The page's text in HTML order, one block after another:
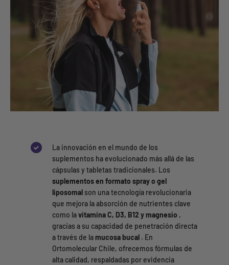
La innovación en el mundo de los
suplementos ha evolucionado más allá de las
cápsulas y tabletas tradicionales. Los
suplementos en formato spray o gel
liposomal son una tecnología revolucionaria
que mejora la absorción de nutrientes clave
como lavitamina C, D3, B12 y magnesio ,
gracias a su capacidad de penetración directa
a través de lamucosa bucal . En
Ortomolecular Chile, ofrecemos fórmulas de
alta calidad, respaldadas por evidencia